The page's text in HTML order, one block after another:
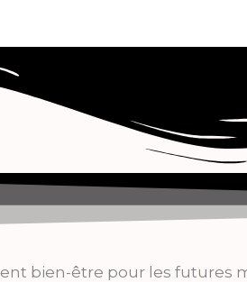
bien-être pour les futures